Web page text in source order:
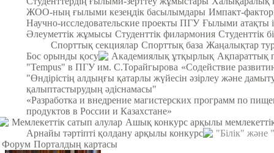
ЖОО-ның ғылыми кезеңдік басылымдары Импакт-
Научно-исследовательские проекты ПГУ Ғылыми атақты
Әлеуметтік жұмысы Студенттік филармония Студенттік
Спорттық секциялар Спорттық база Жаңалықтар
Бос орынды қосу
Академиялық ұтқырлық Ақпараттық
"Tempus" в ПГУ им. С.Торайгырова «Содействие
"Өндірістің алдыңғы қатарлы жүйесін әзірлеу және
қалыптастырудың әдіснамасы"
«Разработка и внедрение магистерских программ по
продуктов в России и Казахстане»
Мемлекеттік сатып алулар Ашық конкурс арқылы
Арнайы тәртіпті қолдану арқылы конкурс
"Білік" және
Форум Порталдың картасы